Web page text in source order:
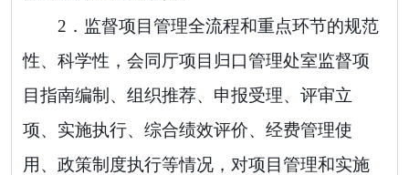
2． 监督项目管理全流程和重点环节的规范
性、科学性，会同厅项目归口管理处室监督项
目指南编制、组织推荐、申报受理、评审立
项、实施执行、综合绩效评价、经费管理使
用、政策制度执行等情况，对项目管理和实施